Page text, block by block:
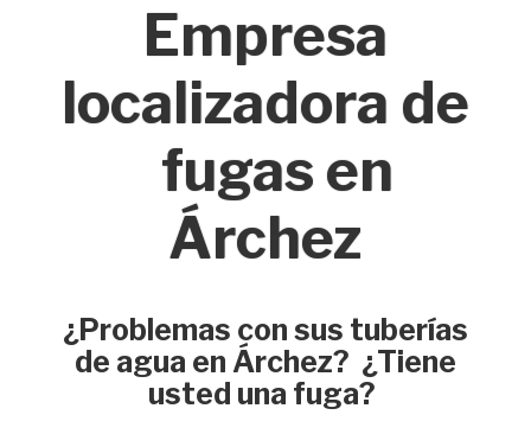
Empresa
localizadora de
fugas en
Árchez
¿Problemas con sus tuberías
de agua en Árchez? ¿Tiene
usted una fuga?